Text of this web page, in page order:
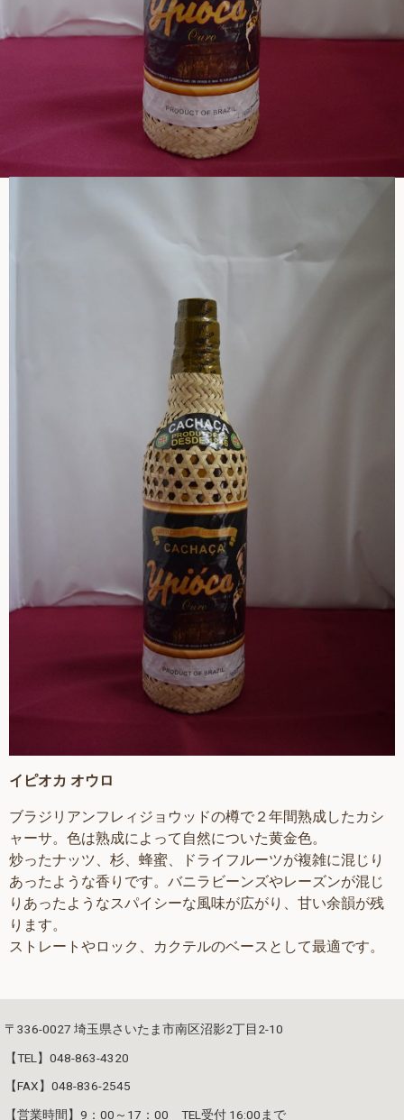
イピオカ オウロ
ブラジリアンフレィジョウッドの樽で２年間熟成したカシ
ャーサ。色は熟成によって自然についた黄金色。
炒ったナッツ、杉、蜂蜜、ドライフルーツが複雑に混じり
あったような香りです。バニラビーンズやレーズンが混じ
りあったようなスパイシーな風味が広がり、甘い余韻が残
ります。
ストレートやロック、カクテルのベースとして最適です。
〒336-0027 埼玉県さいたま市南区沼影2丁目2-10
【TEL】048-863-4320
【FAX】048-836-2545
【営業時間】9：00～17：00 TEL受付 16:00まで